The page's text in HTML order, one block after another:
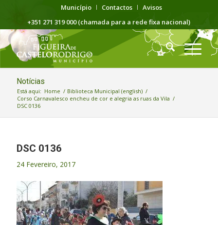
Município Contactos
Avisos
+351 271 319 000 (chamada para a rede fixa nacional)
Notícias
Está aqui: Home / Biblioteca Municipal (english) /
Corso Carnavalesco encheu de cor e alegria as ruas da Vila /
DSC 0136
DSC 0136
24 Fevereiro, 2017